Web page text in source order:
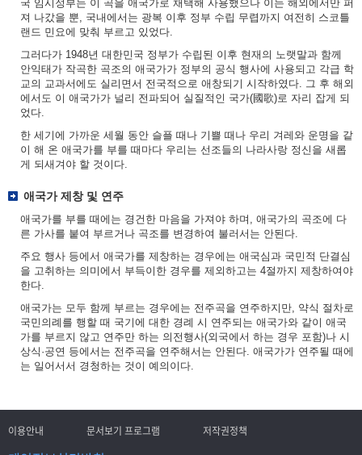
국 임시정부는 이 곡을 애국가로 채택해 사용했으나 이는 해외에서만 퍼
져 나갔을 뿐, 국내에서는 광복 이후 정부 수립 무렵까지 여전히 스코틀
랜드 민요에 맞춰 부르고 있었다.
그러다가 1948년 대한민국 정부가 수립된 이후 현재의 노랫말과 함께
안익태가 작곡한 곡조의 애국가가 정부의 공식 행사에 사용되고 각급 학
교의 교과서에도 실리면서 전국적으로 애창되기 시작하였다. 그 후 해외
에서도 이 애국가가 널리 전파되어 실질적인 국가(國歌)로 자리 잡게 되
었다.
한 세기에 가까운 세월 동안 슬플 때나 기쁠 때나 우리 겨레와 운명을 같
이 해 온 애국가를 부를 때마다 우리는 선조들의 나라사랑 정신을 새롭
게 되새겨야 할 것이다.
애국가 제창 및 연주
애국가를 부를 때에는 경건한 마음을 가져야 하며, 애국가의 곡조에 다
른 가사를 붙여 부르거나 곡조를 변경하여 불러서는 안된다.
주요 행사 등에서 애국가를 제창하는 경우에는 애국심과 국민적 단결심
을 고취하는 의미에서 부득이한 경우를 제외하고는 4절까지 제창하여야
한다.
애국가는 모두 함께 부르는 경우에는 전주곡을 연주하지만, 약식 절차로
국민의례를 행할 때 국기에 대한 경례 시 연주되는 애국가와 같이 애국
가를 부르지 않고 연주만 하는 의전행사(외국에서 하는 경우 포함)나 시
상식·공연 등에서는 전주곡을 연주해서는 안된다. 애국가가 연주될 때에
는 일어서서 경청하는 것이 예의이다.
이용안내 문서보기 프로그램 저작권정책